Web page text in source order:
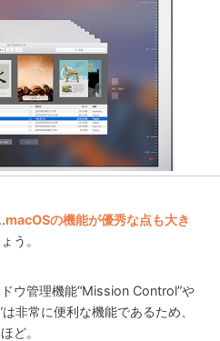
macOSの機能が優秀な点も大き
う。
ウ管理機能“Mission Control”や
非常に便利な機能であるため、
ど。